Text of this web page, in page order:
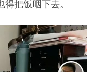
把饭咽下去。